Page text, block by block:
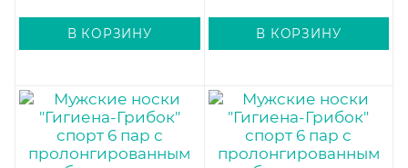
В КОРЗИНУ В КОРЗИНУ